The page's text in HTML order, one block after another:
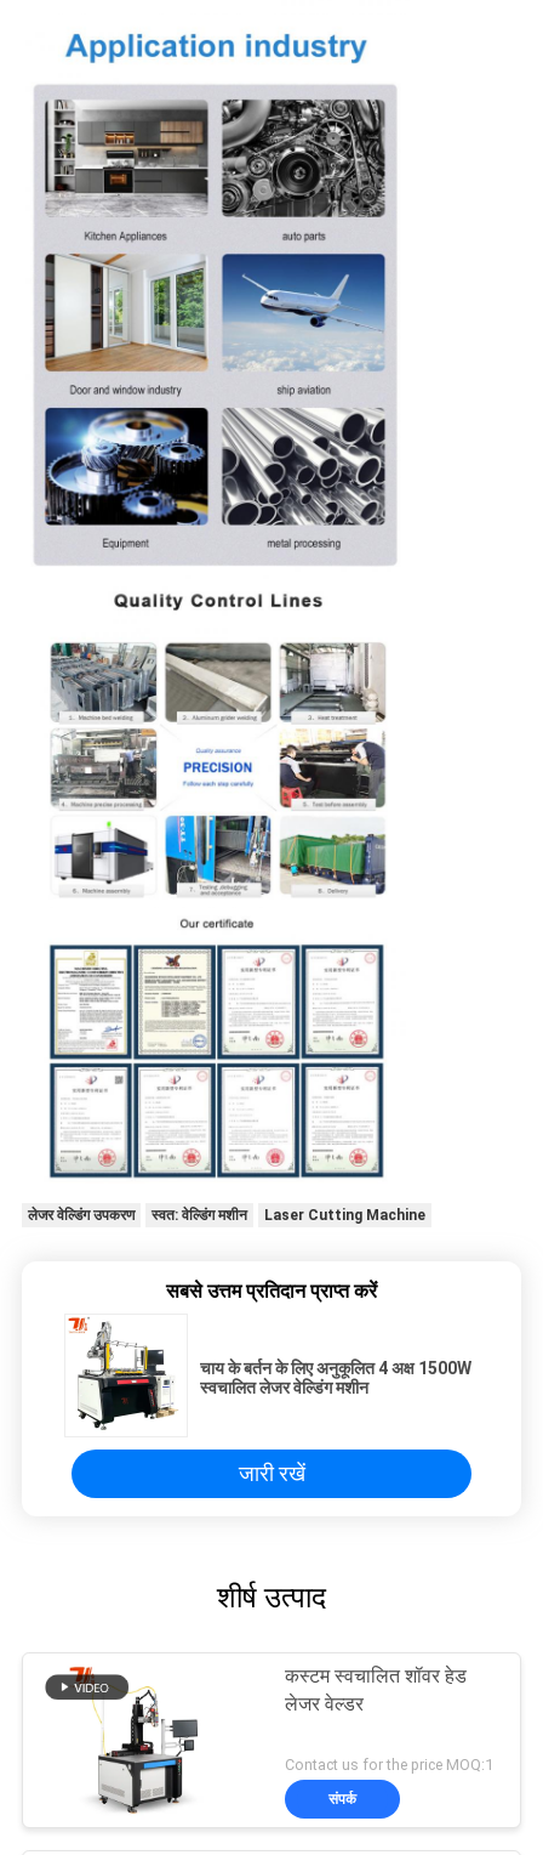
लेजर वेल्डिंग उपकरण स्वत: वेल्डिंग मशीन Laser Cutting Machine
सबसे उत्तम प्रतिदान प्राप्त करें
चाय के बर्तन के लिए अनुकूलित 4 अक्ष 1500W
स्वचालित लेजर वेल्डिंग मशीन
जारी रखें
शीर्ष उत्पाद
कस्टम स्वचालित शॉवर हेड
लेजर वेल्डर
Contact us for the price MOQ:1
संपर्क